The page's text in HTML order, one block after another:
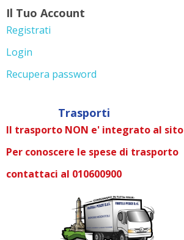
Il Tuo Account
Registrati
Login
Recupera password
Trasporti
Il trasporto NON e' integrato al sito
Per conoscere le spese di trasporto
contattaci al 010600900